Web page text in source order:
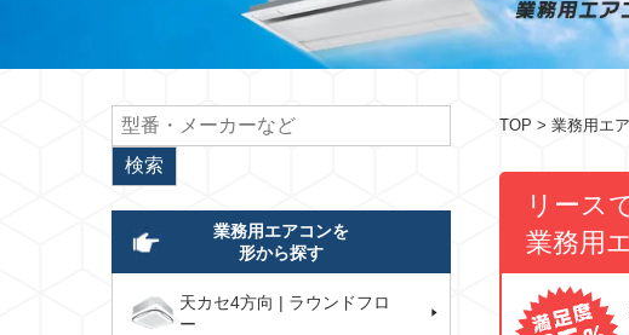
TOP > 業務用エ
リース
業務用
業務用エアコンを
形から探す
天カセ4方向 | ラウンドフロ
ー